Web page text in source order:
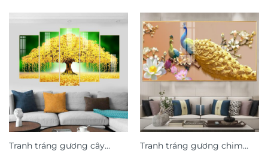
Tranh tráng gương cây
Tranh tráng gương chim